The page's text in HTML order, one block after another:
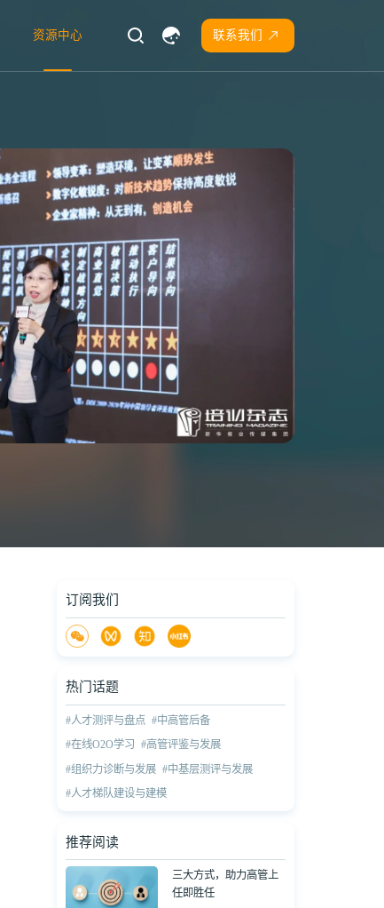
资源中心 联系我们
订阅我们
热门话题
#人才测评与盘点 #中高管后备
#在线O2O学习 #高管评鉴与发展
#组织力诊断与发展 #中基层测评与发展
#人才梯队建设与建模
推荐阅读
三大方式，助力高管上
任即胜任